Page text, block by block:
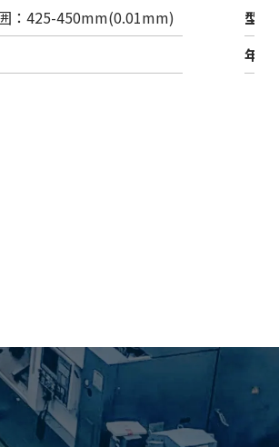
：425-450mm(0.01mm)
型式
年式